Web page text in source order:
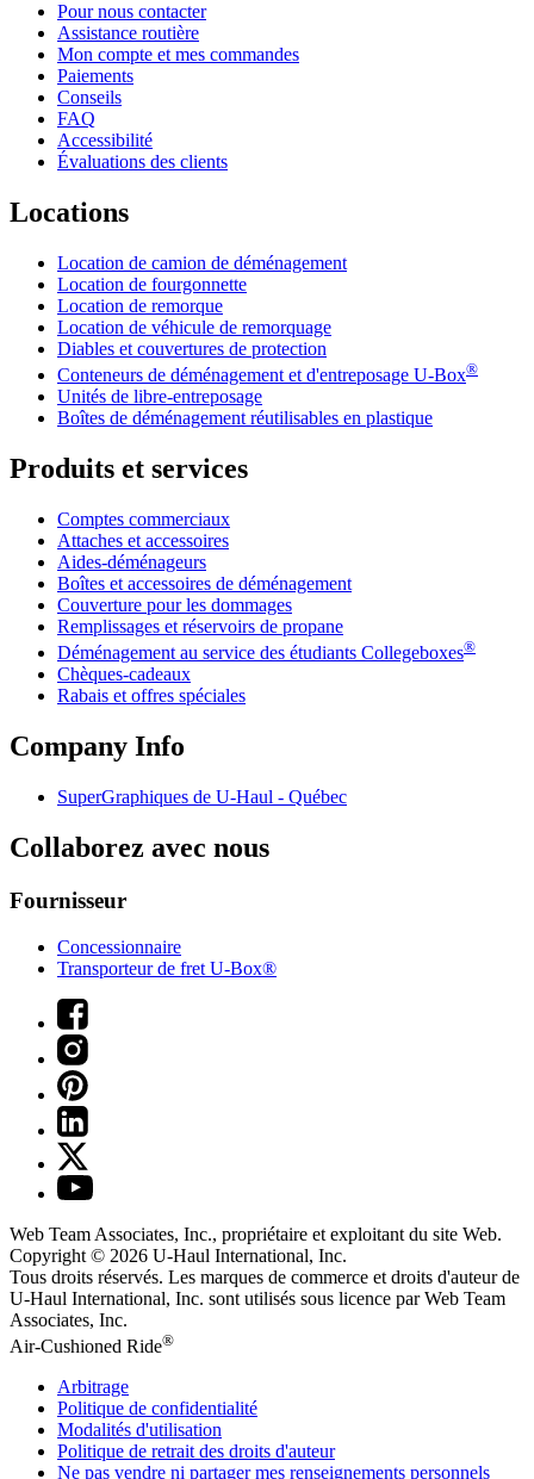
Pour nous contacter
Assistance routière
Mon compte et mes commandes
Paiements
Conseils
FAQ
Accessibilité
Évaluations des clients
Locations
Location de camion de déménagement
Location de fourgonnette
Location de remorque
Location de véhicule de remorquage
Diables et couvertures de protection
Conteneurs de déménagement et d'entreposage U-Box®
Unités de libre-entreposage
Boîtes de déménagement réutilisables en plastique
Produits et services
Comptes commerciaux
Attaches et accessoires
Aides-déménageurs
Boîtes et accessoires de déménagement
Couverture pour les dommages
Remplissages et réservoirs de propane
Déménagement au service des étudiants Collegeboxes®
Chèques-cadeaux
Rabais et offres spéciales
Company Info
SuperGraphiques de U-Haul - Québec
Collaborez avec nous
Fournisseur
Concessionnaire
Transporteur de fret U-Box®
Web Team Associates, Inc., propriétaire et exploitant du site Web.
Copyright © 2026 U-Haul International, Inc.
Tous droits réservés. Les marques de commerce et droits d'auteur de
U-Haul International, Inc. sont utilisés sous licence par Web Team
Associates, Inc.
Air-Cushioned Ride®
Arbitrage
Politique de confidentialité
Modalités d'utilisation
Politique de retrait des droits d'auteur
Ne pas vendre ni partager mes renseignements personnels